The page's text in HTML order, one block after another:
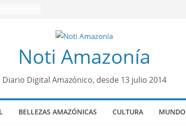
Noti Amazonía
Diario Digital Amazónico, desde 13 julio 2014
BELLEZAS AMAZÓNICAS CULTURA MUNDO